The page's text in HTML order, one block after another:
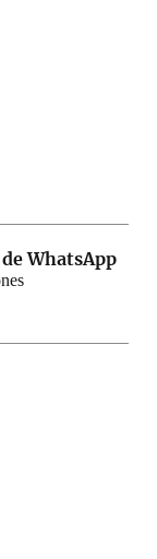
WhatsApp